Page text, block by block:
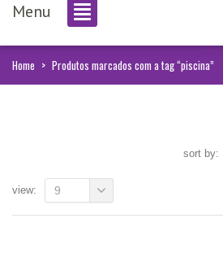
Menu
Home > Produtos marcados com a tag “piscina”
sort by:
view: 9